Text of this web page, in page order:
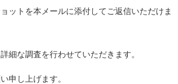
ットを本メールに添付してご返信いただけま
細な調査を行わせていただきます。
申し上げます。